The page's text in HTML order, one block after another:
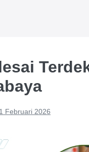
1 Februari 2026